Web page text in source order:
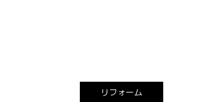
リフォーム